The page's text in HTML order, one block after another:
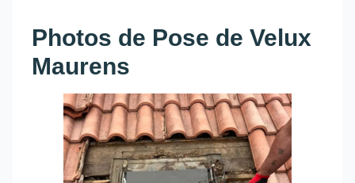
Photos de Pose de Velux
Maurens